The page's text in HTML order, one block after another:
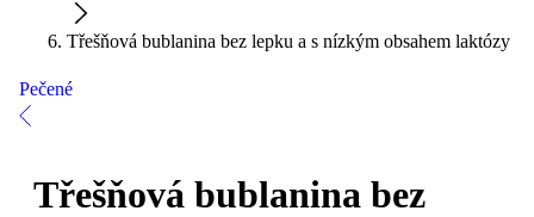
Třešňová bublanina bez lepku a s nízkým obsahem laktózy
Pečené
Třešňová bublanina bez